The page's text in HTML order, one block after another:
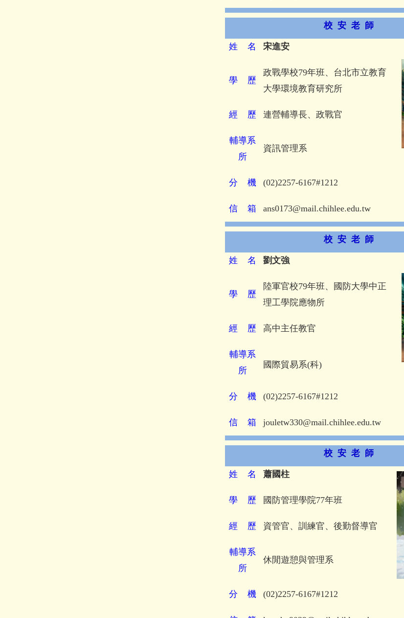
校 安 老 師
姓 名 宋進安
學 歷
政戰學校79年班、台北市立教育
大學環境教育研究所
經 歷 連營輔導長、政戰官
輔導系
所
資訊管理系
分 機 (02)2257-6167#1212
信 箱 ans0173@mail.chihlee.edu.tw
校 安 老 師
姓 名 劉文強
學 歷
陸軍官校79年班、國防大學中正
理工學院應物所
經 歷 高中主任教官
輔導系
所
國際貿易系(科)
分 機 (02)2257-6167#1212
信 箱 jouletw330@mail.chihlee.edu.tw
校 安 老 師
姓 名 蕭國柱
學 歷 國防管理學院77年班
經 歷 資管官、訓練官、後勤督導官
輔導系
所
休閒遊憩與管理系
分 機 (02)2257-6167#1212